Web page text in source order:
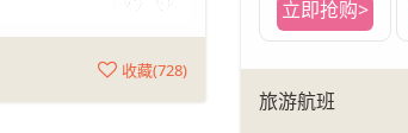
立即抢购>
旅游航班
收藏(728)